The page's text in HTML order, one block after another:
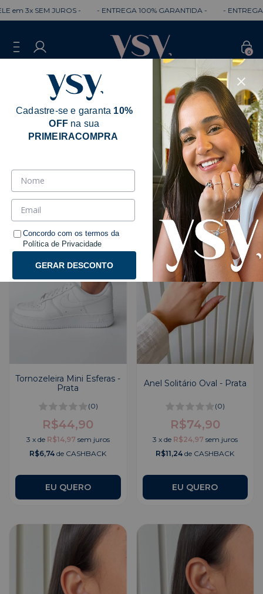
em 3x SEM JUROS - - ENTREGA 100% GARANTIDA - - ENTREGA
0
Erro - 404
Desculpe, mas a página que você está
procurando não existe.
Talvez você se interesse pelos seguintes produtos.
Tornozeleira Mini Esferas -
Prata
(0)
R$44,90
3 x de R$14,97 sem juros
R$6,74 de CASHBACK
Anel Solitário Oval - Prata
(0)
R$74,90
3 x de R$24,97 sem juros
R$11,24 de CASHBACK
EU QUERO
Cadastre-se e garanta 10%
OFF na sua
PRIMEIRACOMPRA
Concordo com os termos da
Política de Privacidade
GERAR DESCONTO